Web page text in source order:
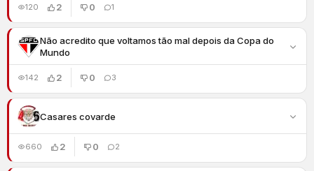
120 2 0 1
Não acredito que voltamos tão mal depois da Copa do
Mundo
142 2 0 3
Casares covarde
660 2 0 2